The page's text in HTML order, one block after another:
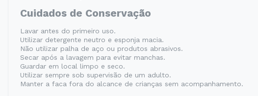
Cuidados de Conservação
Lavar antes do primeiro uso.
Utilizar detergente neutro e esponja macia.
Não utilizar palha de aço ou produtos abrasivos.
Secar após a lavagem para evitar manchas.
Guardar em local limpo e seco.
Utilizar sempre sob supervisão de um adulto.
Manter a faca fora do alcance de crianças sem acompanhamento.